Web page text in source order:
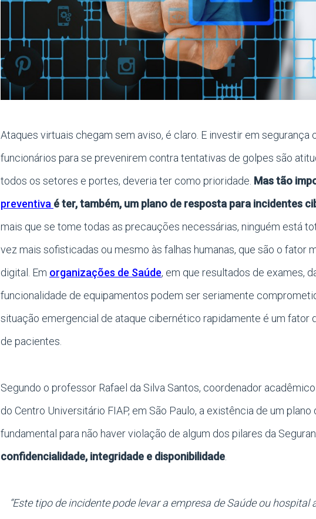
Ataques virtuais chegam sem aviso, é claro. E investir em
funcionários para se prevenirem contra tentativas de golpes são
todos os setores e portes, deveria ter como prioridade. Mas tão
preventiva é ter, também, um plano de resposta para incidentes
mais que se tome todas as precauções necessárias, ninguém está
vez mais sofisticadas ou mesmo às falhas humanas, que são o fator
digital. Em organizações de Saúde, em que resultados de exames,
funcionalidade de equipamentos podem ser seriamente
situação emergencial de ataque cibernético rapidamente é um fator
de pacientes.
Segundo o professor Rafael da Silva Santos, coordenador
do Centro Universitário FIAP, em São Paulo, a existência de um
fundamental para não haver violação de algum dos pilares da
confidencialidade, integridade e disponibilidade
“Este tipo de incidente pode levar a empresa de Saúde ou